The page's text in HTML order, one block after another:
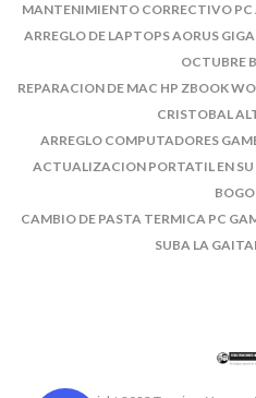
MANTENIMIENTO CORRECTIVO
ARREGLO DE LAPTOPS AORUS
OCTUBRE
REPARACION DE MAC HP ZBOOK
CRISTOBAL
ARREGLO COMPUTADORES
ACTUALIZACION PORTATIL EN
CAMBIO DE PASTA TERMICA PC
SUBA LA